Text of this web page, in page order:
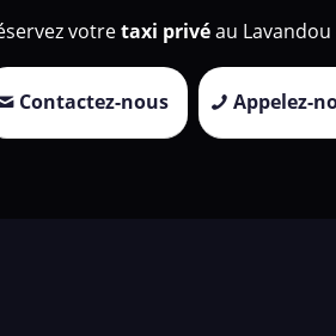
votretaxi privéau
Contactez-nous Appelez-